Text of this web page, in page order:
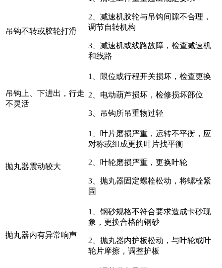
吊钩不转或胶轮打滑
2、减速机胶轮与吊钩间隙不合理，
调节自转机构
3、减速机或线路故障，检查减速机
和线路
吊钩上、下进出，行走
不灵活
1、限位或行程开关损坏，检查更换
2、电动葫芦损坏，检修损坏部位
3、吊钩所吊重物过轻
抛丸器震动较大
1、叶片磨损严重，运转不平衡，应
对称或组成更换叶片找平衡
2、叶轮磨损严重，更换叶轮
3、抛丸器固定螺栓松动，将螺栓紧
固
抛丸器内有异常响声
1、钢砂规格不符合要求造成卡砂现
象，更换合格的钢砂
2、抛丸器内护板松动，与叶轮或叶
轮片摩擦，调整护板